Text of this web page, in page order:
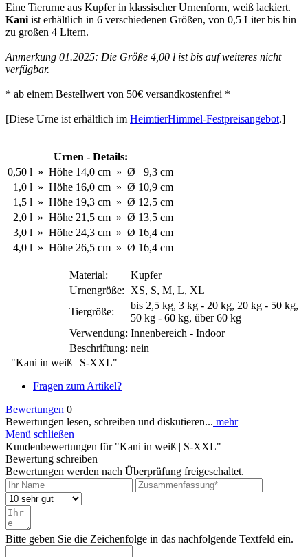
Eine Tierurne aus Kupfer in klassischer Urnenform, weiß lackiert.
Kani ist erhältlich in 6 verschiedenen Größen, von 0,5 Liter bis hin
zu großen 4 Litern.
Anmerkung 01.2025: Die Größe 4,00 l ist bis auf weiteres nicht
verfügbar.
* ab einem Bestellwert von 50€ versandkostenfrei *
[Diese Urne ist erhältlich im HeimtierHimmel-Festpreisangebot.]
Urnen - Details:
0,50 l » Höhe 14,0 cm » Ø 9,3 cm
1,0 l » Höhe 16,0 cm » Ø 10,9 cm
1,5 l » Höhe 19,3 cm » Ø 12,5 cm
2,0 l » Höhe 21,5 cm » Ø 13,5 cm
3,0 l » Höhe 24,3 cm » Ø 16,4 cm
4,0 l » Höhe 26,5 cm » Ø 16,4 cm
Material:
Kupfer
Urnengröße:
XS, S, M, L, XL
Tiergröße:
bis 2,5 kg, 3 kg - 20 kg, 20 kg - 50 kg,
50 kg - 60 kg, über 60 kg
Verwendung: Innenbereich - Indoor
Beschriftung: nein
"Kani in weiß | S-XXL"
Fragen zum Artikel?
Bewertungen 0
Bewertungen lesen, schreiben und diskutieren... mehr
Menü schließen
Kundenbewertungen für "Kani in weiß | S-XXL"
Bewertung schreiben
Bewertungen werden nach Überprüfung freigeschaltet.
Bitte geben Sie die Zeichenfolge in das nachfolgende Textfeld ein.